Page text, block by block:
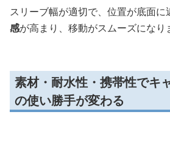
スリーブ幅が適切で、位置が底面に
感が高まり、移動がスムーズになり
素材・耐水性・携帯性でキ
の使い勝手が変わる